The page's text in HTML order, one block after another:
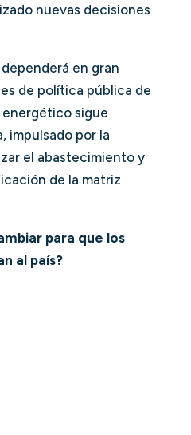
nuevas decisiones
en gran
de política pública de
sigue
impulsado por la
el abastecimiento y
de la matriz
para que los
al país?